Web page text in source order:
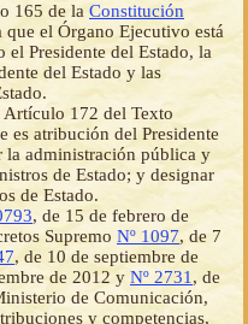
165 de la Constitución
que el Órgano Ejecutivo está
el Presidente del Estado, la
del Estado y las
Artículo 172 del Texto
es atribución del Presidente
la administración pública y
de Estado; y designar
de Estado.
, de 15 de febrero de
Supremo Nº 1097, de 7
, de 10 de septiembre de
de 2012 y Nº 2731 , de
de Comunicación,
y competencias,